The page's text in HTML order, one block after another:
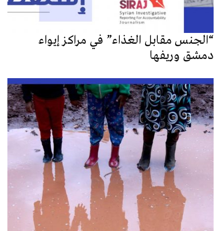
“الجنس مقابل الغذاء” في مراكز إيواء
دمشق وريفها